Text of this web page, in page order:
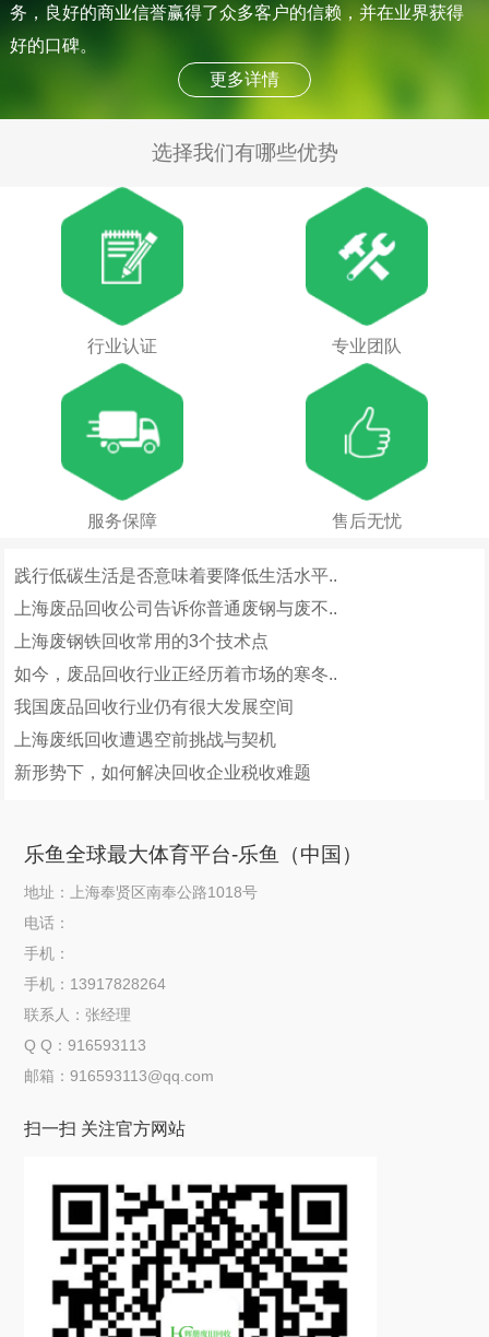
务，良好的商业信誉赢得了众多客户的信赖，并在业界获得
好的口碑。
更多详情
选择我们有哪些优势
行业认证 专业团队
服务保障 售后无忧
践行低碳生活是否意味着要降低生活水平..
上海废品回收公司告诉你普通废钢与废不..
上海废钢铁回收常用的3个技术点
如今，废品回收行业正经历着市场的寒冬..
我国废品回收行业仍有很大发展空间
上海废纸回收遭遇空前挑战与契机
新形势下，如何解决回收企业税收难题
乐鱼全球最大体育平台-乐鱼（中国）
地址：上海奉贤区南奉公路1018号
电话：
手机：
手机：13917828264
联系人：张经理
Q Q：916593113
邮箱：916593113@qq.com
扫一扫 关注官方网站